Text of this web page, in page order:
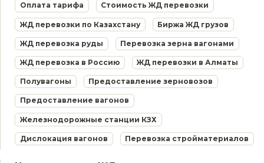
Оплата тарифа Стоимость ЖД перевозки
ЖД перевозки по Казахстану Биржа ЖД грузов
ЖД перевозка руды Перевозка зерна вагонами
ЖД перевозка в Россию ЖД перевозки в Алматы
Полувагоны Предоставление зерновозов
Предоставление вагонов
Железнодорожные станции КЗХ
Дислокация вагонов Перевозка стройматериалов